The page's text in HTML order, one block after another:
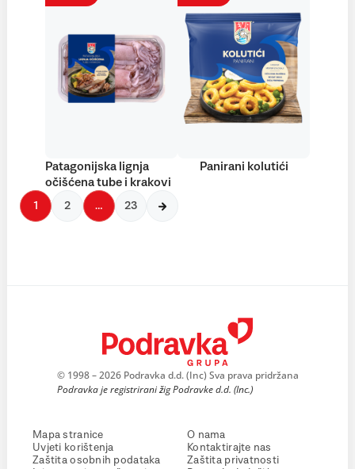
Patagonijska lignja
očišćena tube i krakovi
Panirani kolutići
1 2 … 23
© 1998 – 2026 Podravka d.d. (Inc) Sva prava pridržana
Podravka je registrirani žig Podravke d.d. (Inc.)
Mapa stranice
Uvjeti korištenja
Zaštita osobnih podataka
O nama
Kontaktirajte nas
Zaštita privatnosti